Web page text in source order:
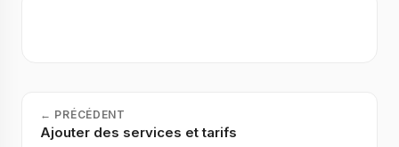
← PRÉCÉDENT
Ajouter des services et tarifs